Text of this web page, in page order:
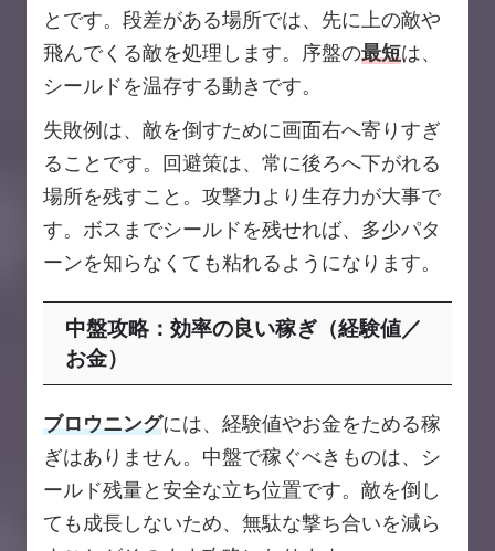
とです。段差がある場所では、先に上の敵や
飛んでくる敵を処理します。序盤の最短は、
シールドを温存する動きです。
失敗例は、敵を倒すために画面右へ寄りすぎ
ることです。回避策は、常に後ろへ下がれる
場所を残すこと。攻撃力より生存力が大事で
す。ボスまでシールドを残せれば、多少パタ
ーンを知らなくても粘れるようになります。
中盤攻略：効率の良い稼ぎ（経験値／
お金）
ブロウニングには、経験値やお金をためる稼
ぎはありません。中盤で稼ぐべきものは、シ
ールド残量と安全な立ち位置です。敵を倒し
ても成長しないため、無駄な撃ち合いを減ら